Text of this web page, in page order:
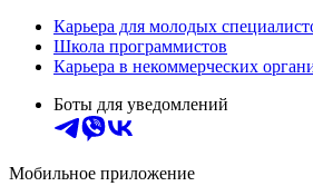
Карьера для молодых
Школа программистов
Карьера в некоммерческих
Боты для уведомлений
Мобильное приложение